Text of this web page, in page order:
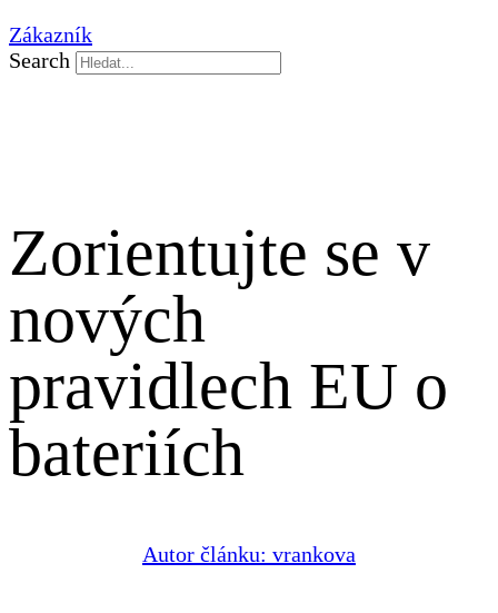
Zákazník
Search
Zorientujte se v
nových
pravidlech EU o
bateriích
Autor článku: vrankova